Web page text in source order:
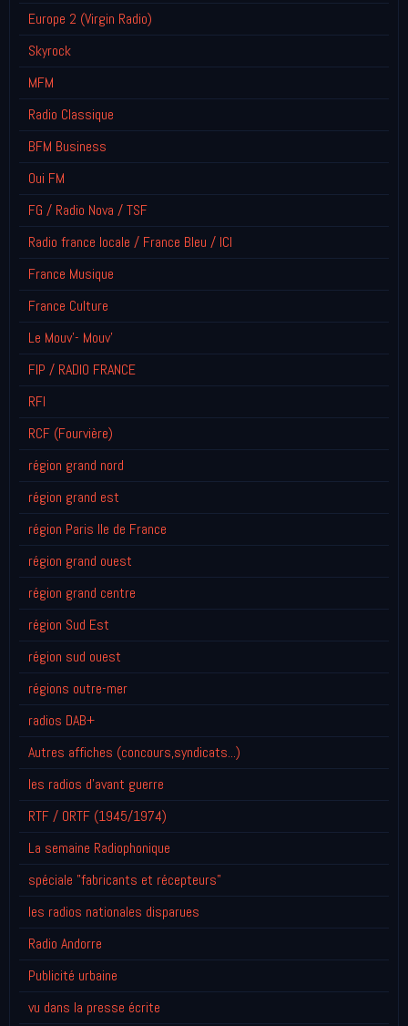
Europe 2 (Virgin Radio)
Skyrock
MFM
Radio Classique
BFM Business
Oui FM
FG / Radio Nova / TSF
Radio france locale / France Bleu / ICI
France Musique
France Culture
Le Mouv'- Mouv'
FIP / RADIO FRANCE
RFI
RCF (Fourvière)
région grand nord
région grand est
région Paris Ile de France
région grand ouest
région grand centre
région Sud Est
région sud ouest
régions outre-mer
radios DAB+
Autres affiches (concours,syndicats...)
les radios d'avant guerre
RTF / ORTF (1945/1974)
La semaine Radiophonique
spéciale "fabricants et récepteurs"
les radios nationales disparues
Radio Andorre
Publicité urbaine
vu dans la presse écrite